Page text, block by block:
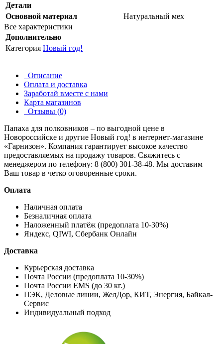
Детали
Основной материал
Натуральный мех
Все характеристики
Дополнительно
Категория Новый год!
Описание
Оплата и доставка
Заработай вместе с нами
Карта магазинов
Отзывы (0)
Папаха для полковников – по выгодной цене в
Новороссийске и другие Новый год! в интернет-магазине
«Гарнизон». Компания гарантирует высокое качество
предоставляемых на продажу товаров. Свяжитесь с
менеджером по телефону: 8 (800) 301-38-48. Мы доставим
Ваш товар в четко оговоренные сроки.
Оплата
Наличная оплата
Безналичная оплата
Наложенный платёж (предоплата 10-30%)
Яндекс, QIWI, Сбербанк Онлайн
Доставка
Курьерская доставка
Почта России (предоплата 10-30%)
Почта России EMS (до 30 кг.)
ПЭК, Деловые линии, ЖелДор, КИТ, Энергия, Байкал-
Сервис
Индивидуальный подход